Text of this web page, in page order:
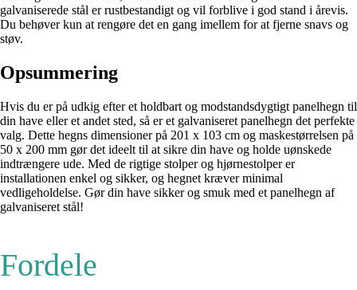
galvaniserede stål er rustbestandigt og vil forblive i god stand i årevis.
Du behøver kun at rengøre det en gang imellem for at fjerne snavs og
støv.
Opsummering
Hvis du er på udkig efter et holdbart og modstandsdygtigt panelhegn til
din have eller et andet sted, så er et galvaniseret panelhegn det perfekte
valg. Dette hegns dimensioner på 201 x 103 cm og maskestørrelsen på
50 x 200 mm gør det ideelt til at sikre din have og holde uønskede
indtrængere ude. Med de rigtige stolper og hjørnestolper er
installationen enkel og sikker, og hegnet kræver minimal
vedligeholdelse. Gør din have sikker og smuk med et panelhegn af
galvaniseret stål!
Fordele